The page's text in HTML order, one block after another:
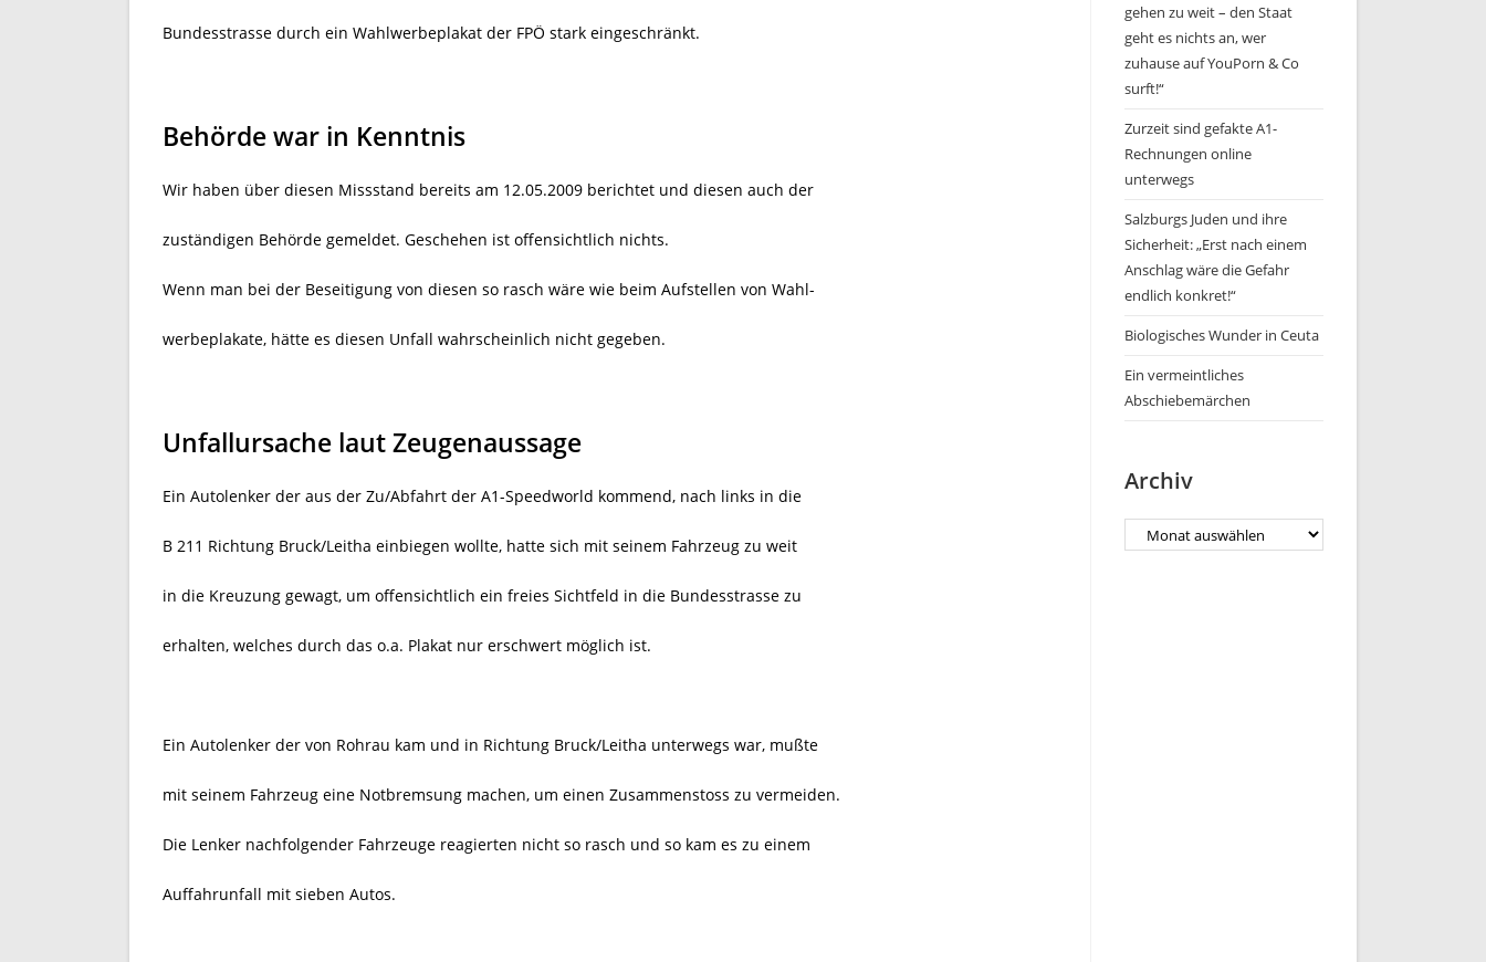
Bundesstrasse durch ein Wahlwerbeplakat der FPÖ stark eingeschränkt.
Behörde war in Kenntnis
Wir haben über diesen Missstand bereits am 12.05.2009 berichtet und diesen auch der
zuständigen Behörde gemeldet. Geschehen ist offensichtlich nichts.
Wenn man bei der Beseitigung von diesen so rasch wäre wie beim Aufstellen von Wahl-
werbeplakate, hätte es diesen Unfall wahrscheinlich nicht gegeben.
Unfallursache laut Zeugenaussage
Ein Autolenker der aus der Zu/Abfahrt der A1-Speedworld kommend, nach links in die
B 211 Richtung Bruck/Leitha einbiegen wollte, hatte sich mit seinem Fahrzeug zu weit
in die Kreuzung gewagt, um offensichtlich ein freies Sichtfeld in die Bundesstrasse zu
erhalten, welches durch das o.a. Plakat nur erschwert möglich ist.
Ein Autolenker der von Rohrau kam und in Richtung Bruck/Leitha unterwegs war, mußte
mit seinem Fahrzeug eine Notbremsung machen, um einen Zusammenstoss zu vermeiden.
Die Lenker nachfolgender Fahrzeuge reagierten nicht so rasch und so kam es zu einem
Auffahrunfall mit sieben Autos.
gehen zu weit – den Staat
geht es nichts an, wer
zuhause auf YouPorn & Co
surft!“
Zurzeit sind gefakte A1-
Rechnungen online
unterwegs
Salzburgs Juden und ihre
Sicherheit: „Erst nach einem
Anschlag wäre die Gefahr
endlich konkret!“
Biologisches Wunder in Ceuta
Ein vermeintliches
Abschiebemärchen
Archiv
Archiv